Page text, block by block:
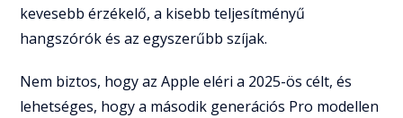
kevesebb érzékelő, a kisebb teljesítményű
hangszórók és az egyszerűbb szíjak.
Nem biztos, hogy az Apple eléri a 2025-ös célt, és
lehetséges, hogy a második generációs Pro modellen